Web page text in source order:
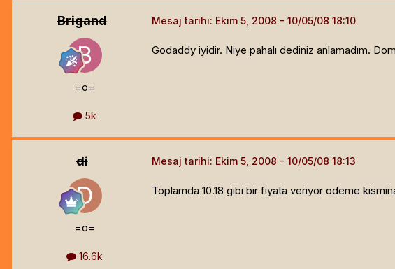
Brigand
=o=
5k
Mesaj tarihi: Ekim 5, 2008
Godaddy iyidir. Niye pahalı dediniz anlamadım.
di
=o=
16.6k
Mesaj tarihi: Ekim 5, 2008
Toplamda 10.18 gibi bir fiyata veriyor odeme